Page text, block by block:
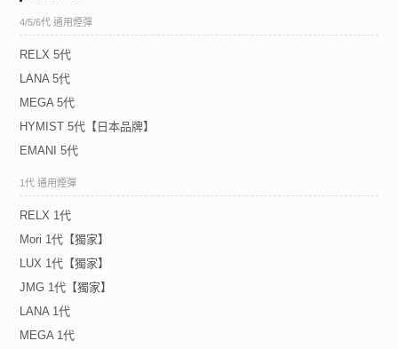
4/5/6代 通用煙彈
RELX 5代
LANA 5代
MEGA 5代
HYMIST 5代【日本品牌】
EMANI 5代
1代 通用煙彈
RELX 1代
Mori 1代【獨家】
LUX 1代【獨家】
JMG 1代【獨家】
LANA 1代
MEGA 1代